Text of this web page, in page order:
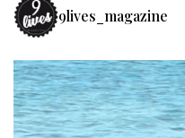
9lives_magazine